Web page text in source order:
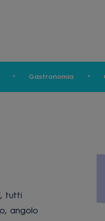
Gastronomia
tutti
angolo